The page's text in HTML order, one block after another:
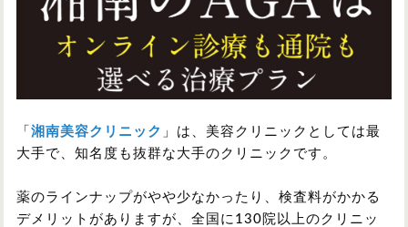
「 湘南美容クリニック 」は、美容クリニックとしては最
大手で、知名度も抜群な大手のクリニックです。
薬のラインナップがやや少なかったり、検査料がかかる
デメリットがありますが、全国に130院以上のクリニッ